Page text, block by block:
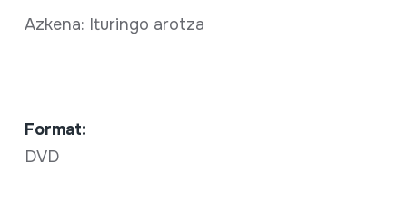
Azkena: Ituringo arotza
Format:
DVD